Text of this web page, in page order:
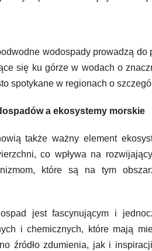
wodospady prowadzą do
się ku górze w wodach o
spotykane w regionach o
a ekosystemy morskie
także ważny element
co wpływa na
które są na tym
jest fascynującym i
i chemicznych, które mają
źródło zdumienia, jak i